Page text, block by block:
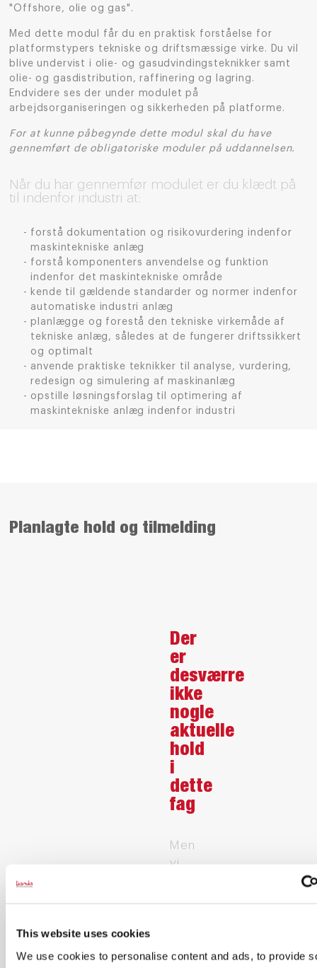
This website uses cookies
We use cookies to personalise content and ads, to provide
"Offshore, olie og gas".
Med dette modul får du en praktisk forståelse for
platformstypers tekniske og driftsmæssige virke. Du vil
blive undervist i olie- og gasudvindingsteknikker samt
olie- og gasdistribution, raffinering og lagring.
Endvidere ses der under modulet på
arbejdsorganiseringen og sikkerheden på platforme.
For at kunne påbegynde dette modul skal du have
gennemført de obligatoriske moduler på uddannelsen.
Når du har gennemfør modulet er du klædt på
til indenfor industri at:
forstå dokumentation og risikovurdering indenfor
maskintekniske anlæg
forstå komponenters anvendelse og funktion
indenfor det maskintekniske område
kende til gældende standarder og normer indenfor
automatiske industri anlæg
planlægge og forestå den tekniske virkemåde af
tekniske anlæg, således at de fungerer driftssikkert
og optimalt
anvende praktiske teknikker til analyse, vurdering,
redesign og simulering af maskinanlæg
opstille løsningsforslag til optimering af
maskintekniske anlæg indenfor industri
Planlagte hold og tilmelding
Der
er
desværre
ikke
nogle
aktuelle
hold
i
dette
fag
Men
vi
når